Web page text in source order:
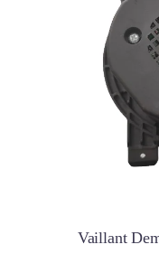
Vaillant